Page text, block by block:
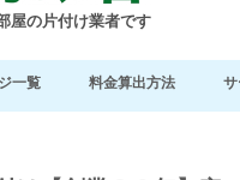
屋の片付け業者です
一覧 料金算出方法